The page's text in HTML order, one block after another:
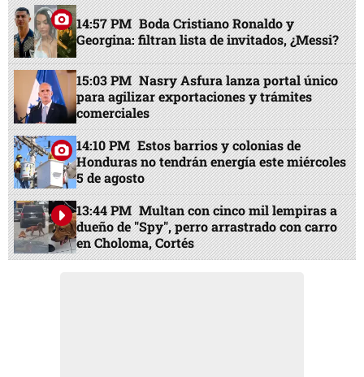
14:57 PM Boda Cristiano Ronaldo y
Georgina: filtran lista de invitados, ¿Messi?
15:03 PM Nasry Asfura lanza portal único
para agilizar exportaciones y trámites
comerciales
14:10 PM Estos barrios y colonias de
Honduras no tendrán energía este miércoles
5 de agosto
13:44 PM Multan con cinco mil lempiras a
dueño de "Spy", perro arrastrado con carro
en Choloma, Cortés